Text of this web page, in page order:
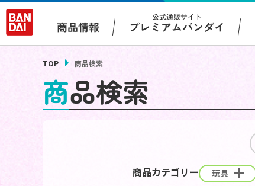
商品情報
公式通販サイト
プレミアムバンダイ
TOP 商品検索
商品検索
商品カテゴリー 玩具